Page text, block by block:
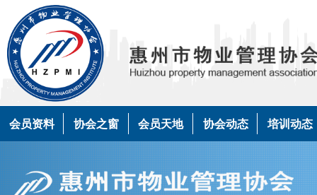
会员资料 协会之窗 会员天地 协会动态 培训动态